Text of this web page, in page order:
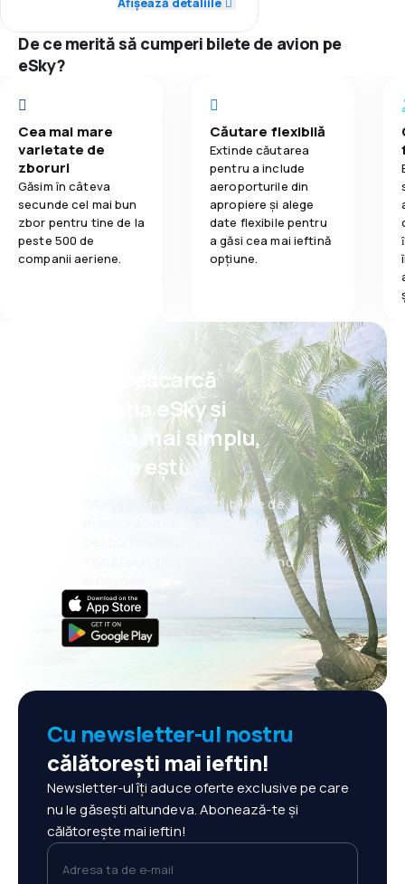
Confort în timpul călătoriei
5,0
Mâncare 5,0
De ce merită să cumperi bilete de avion pe
eSky?
Cea mai mare
varietate de
zboruri
Găsim în câteva
secunde cel mai bun
zbor pentru tine de la
peste 500 de
companii aeriene.
Căutare flexibilă
Extinde căutarea
pentru a include
aeroporturile din
apropiere și alege
date flexibile pentru
a găsi cea mai ieftină
opțiune.
Psst! Descarcă
aplicația eSky și
rezervă mai simplu,
oriunde ești.
Oferte noi în fiecare zi: bilete de
avion, vacanțe, city break-uri
Totul la un click distanță, oricând
Cu newsletter-ul nostru
călătorești mai ieftin!
Newsletter-ul îți aduce oferte exclusive pe care
nu le găsești altundeva. Abonează-te și
călătorește mai ieftin!
Adresa ta de e-mail